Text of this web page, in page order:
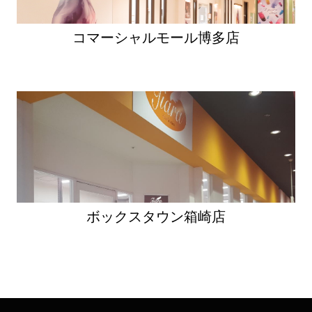
ン
コマーシャルモール博多店
ボックスタウン箱崎店